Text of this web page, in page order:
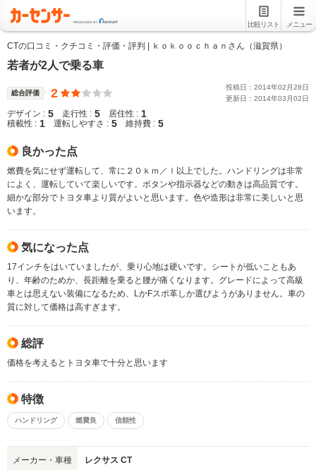
比較リスト メニュー
CTの口コミ・クチコミ・評価・評判 | ｋｏｋｏｏｃｈａｎさん（滋賀県）
若者が2人で乗る車
総合評価 2 投稿日： 2014年02 月28日
更新日： 2014年03 月02日
デザイン : 5 走行性 : 5 居住性 : 1
積載性 : 1 運転しやすさ : 5 維持費 : 5
良かった点
燃費を気にせず運転して、常に２０ｋｍ／ｌ以上でした。ハンドリングは非常
によく、運転していて楽しいです。ボタンや指示器などの動きは高品質です。
細かな部分でトヨタ車より質がよいと思います。色や造形は非常に美しいと思
います。
気になった点
17インチをはいていましたが、乗り心地は硬いです。シートが低いこともあ
り、年齢のためか、長距離を乗ると腰が痛くなります。グレードによって高級
車とは思えない装備になるため、LかFスポ革しか選びようがありません。車の
質に対して価格は高すぎます。
総評
価格を考えるとトヨタ車で十分と思います
特徴
ハンドリング 燃費良 信頼性
メーカー・車種 レクサス CT